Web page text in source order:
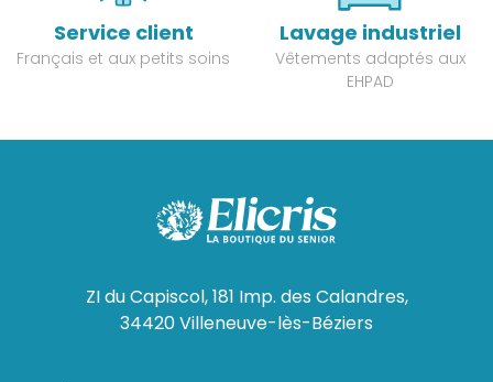
Service client
Français et aux petits soins
Lavage industriel
Vêtements adaptés aux
EHPAD
ZI du Capiscol, 181 Imp. des Calandres,
34420 Villeneuve-lès-Béziers